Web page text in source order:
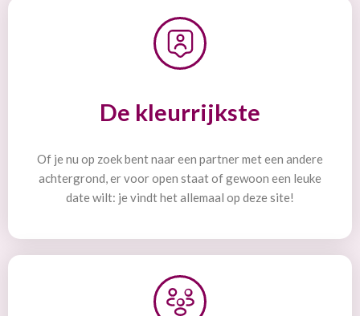
De kleurrijkste
Of je nu op zoek bent naar een partner met een andere
achtergrond, er voor open staat of gewoon een leuke
date wilt: je vindt het allemaal op deze site!